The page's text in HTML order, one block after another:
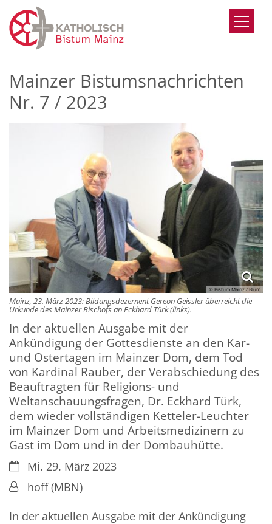
Zum Inhalt springen
Mainzer Bistumsnachrichten
Nr. 7 / 2023
© Bistum Mainz / Blum
Mainz, 23. März 2023: Bildungsdezernent Gereon Geissler überreicht die
Urkunde des Mainzer Bischofs an Eckhard Türk (links).
In der aktuellen Ausgabe mit der
Ankündigung der Gottesdienste an den Kar-
und Ostertagen im Mainzer Dom, dem Tod
von Kardinal Rauber, der Verabschiedung des
Beauftragten für Religions- und
Weltanschauungsfragen, Dr. Eckhard Türk,
dem wieder vollständigen Ketteler-Leuchter
im Mainzer Dom und Arbeitsmedizinern zu
Gast im Dom und in der Dombauhütte.
Datum:Mi. 29. März 2023
Von:hoff (MBN)
In der aktuellen Ausgabe mit der Ankündigung